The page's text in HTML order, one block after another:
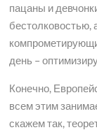
пацаны и
бестолковостью,
день –
Конечно,
всем этим
скажем так,